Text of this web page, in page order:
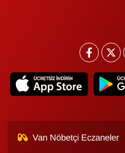
Van Nöbetçi Eczaneler
SPOR
TEKNOLOJİ